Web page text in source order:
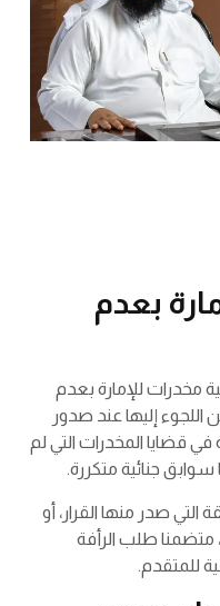
بعدم
مخدرات للإمارة بعدم
اللجوء إليها عند صدور
في قضايا المخدرات التي لم
جنائية متكررة.
صدر منها القرار، أو
متضمنا طلب الرأفة
للمتقدم.